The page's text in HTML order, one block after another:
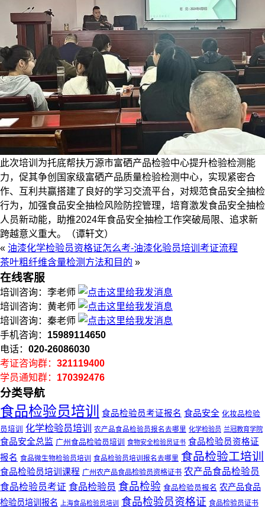
此次培训为托底帮扶万源市富硒产品检验中心提升检验检测能
力，促其争创国家级富硒产品质量检验检测中心，实现紧密合
作、互利共赢搭建了良好的学习交流平台，对规范食品安全抽检
行为，加强食品安全抽检风险防控管理，培育激发食品安全抽检
人员新动能，助推2024年食品安全抽检工作突破局限、追求新
跨越意义重大。（谭轩文）
« 油漆化学检验员资格证怎么考-油漆化验员培训考证流程
茶叶粗纤维含量检测方法和目的 »
在线客服
培训咨询：李老师
培训咨询：黄老师
培训咨询：秦老师
手机咨询： 15989114650
电话： 020-26086030
考证咨询群： 321119400
学员通知群： 170392476
分类导航
食品检验员培训 食品检验员考证报名 食品安全 化妆品检验
员培训
化学检验员培训 农产品食品检验员报名去哪里 化学检验员 兰冠教育学院
食品安全总监 广州食品检验员培训 食物安全检验员证书 食品检验员资格证
报名 食品微生物检验员培训 食品检验员培训报名去哪里 食品检验工培训
食品检验员培训课程 广州农产品食品检验员资格证书 农产品食品检验员
食品检验员考证 食品检验员 食品检验 食品检验员报名 农产品食品
检验员培训报名
上海食品检验员培训 食品检验员资格证 食品检验员证书